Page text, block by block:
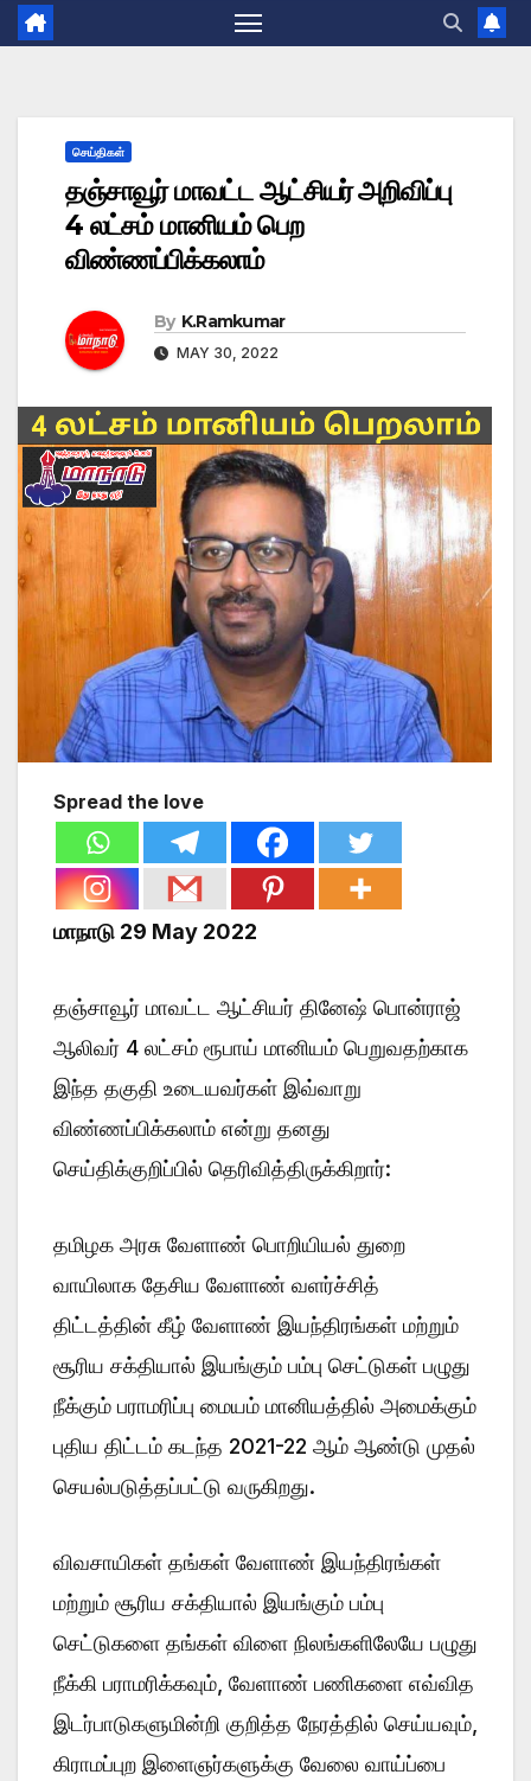
செய்திகள்
தஞ்சாவூர் மாவட்ட ஆட்சியர் அறிவிப்பு
4 லட்சம் மானியம் பெற
விண்ணப்பிக்கலாம்
By K.Ramkumar
MAY 30, 2022
Spread the love
மாநாடு 29 May 2022
தஞ்சாவூர் மாவட்ட ஆட்சியர் தினேஷ் பொன்ராஜ்
ஆலிவர் 4 லட்சம் ரூபாய் மானியம் பெறுவதற்காக
இந்த தகுதி உடையவர்கள் இவ்வாறு
விண்ணப்பிக்கலாம் என்று தனது
செய்திக்குறிப்பில் தெரிவித்திருக்கிறார்:
தமிழக அரசு வேளாண் பொறியியல் துறை
வாயிலாக தேசிய வேளாண் வளர்ச்சித்
திட்டத்தின் கீழ் வேளாண் இயந்திரங்கள் மற்றும்
சூரிய சக்தியால் இயங்கும் பம்பு செட்டுகள் பழுது
நீக்கும் பராமரிப்பு மையம் மானியத்தில் அமைக்கும்
புதிய திட்டம் கடந்த 2021-22 ஆம் ஆண்டு முதல்
செயல்படுத்தப்பட்டு வருகிறது.
விவசாயிகள் தங்கள் வேளாண் இயந்திரங்கள்
மற்றும் சூரிய சக்தியால் இயங்கும் பம்பு
செட்டுகளை தங்கள் விளை நிலங்களிலேயே பழுது
நீக்கி பராமரிக்கவும், வேளாண் பணிகளை எவ்வித
இடர்பாடுகளுமின்றி குறித்த நேரத்தில் செய்யவும்,
கிராமப்புற இளைஞர்களுக்கு வேலை வாய்ப்பை